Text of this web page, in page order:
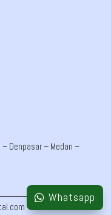
Denpasar – Medan –
– PT Auto Mobil
Whatsapp